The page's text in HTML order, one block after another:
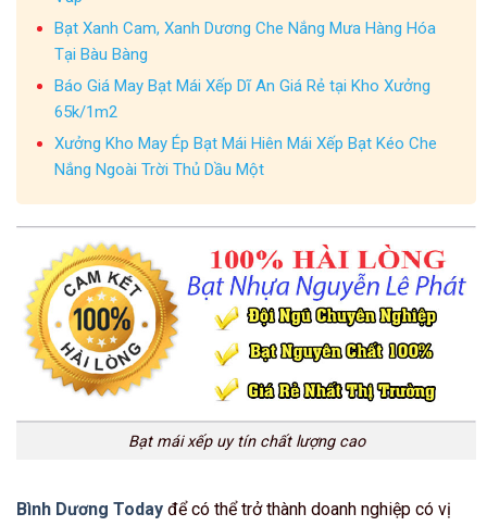
Bạt Xanh Cam, Xanh Dương Che Nắng Mưa Hàng Hóa
Tại Bàu Bàng
Báo Giá May Bạt Mái Xếp Dĩ An Giá Rẻ tại Kho Xưởng
65k/1m2
Xưởng Kho May Ép Bạt Mái Hiên Mái Xếp Bạt Kéo Che
Nắng Ngoài Trời Thủ Dầu Một
Bạt mái xếp uy tín chất lượng cao
Bình Dương Today để có thể trở thành doanh nghiệp có vị